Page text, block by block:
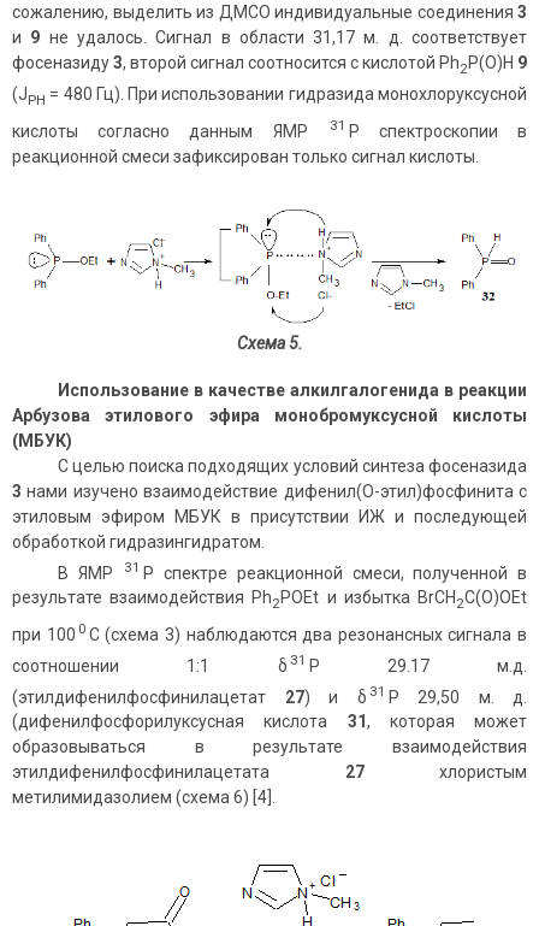
сожалению, выделить из ДМСО индивидуальные соединения 3
и 9 не удалось. Сигнал в области 31,17 м. д. соответствует
фосеназиду3, второй сигнал соотносится с кислотой Ph2P(O)H 9
(JPH = 480 Гц). При использовании гидразида монохлоруксусной
кислоты согласно данным ЯМР
31 Р спектроскопии в
реакционной смеси зафиксирован только сигнал кислоты.
Схема 5.
Использование в качестве алкилгалогенида в реакции
Арбузова этилового эфира монобромуксусной кислоты
(МБУК)
С целью поиска подходящих условий синтеза фосеназида
3 нами изучено взаимодействие дифенил(О-этил)фосфинита с
этиловым эфиром МБУК в присутствии ИЖ и последующей
обработкой гидразингидратом.
В ЯМР
31 Р спектре реакционной смеси, полученной в
результате взаимодействия Ph2POEt и избытка BrCH 2C(O)OEt
при 100 0 С (схема 3) наблюдаются два резонансных сигнала в
соотношении 1:1 δ 31 Р 29.17 м.д.
(этилдифенилфосфинилацетат 27) и δ 31 Р 29,50 м. д.
(дифенилфосфорилуксусная кислота 31, которая может
образовываться в результате взаимодействия
этилдифенилфосфинилацетата 27хлористым
метилимидазолием (схема 6) [4].